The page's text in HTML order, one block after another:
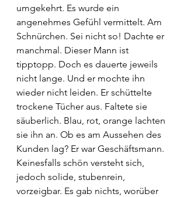
umgekehrt. Es wurde ein
angenehmes Gefühl vermittelt. Am
Schnürchen. Sei nicht so! Dachte er
manchmal. Dieser Mann ist
tipptopp. Doch es dauerte jeweils
nicht lange. Und er mochte ihn
wieder nicht leiden. Er schüttelte
trockene Tücher aus. Faltete sie
säuberlich. Blau, rot, orange lachten
sie ihn an. Ob es am Aussehen des
Kunden lag? Er war Geschäftsmann.
Keinesfalls schön versteht sich,
jedoch solide, stubenrein,
vorzeigbar. Es gab nichts, worüber